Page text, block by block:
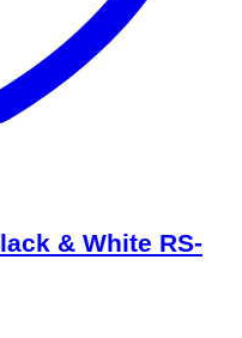
& White RS-